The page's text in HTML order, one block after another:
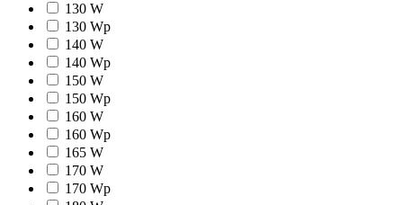
130 W
130 Wp
140 W
140 Wp
150 W
150 Wp
160 W
160 Wp
165 W
170 W
170 Wp